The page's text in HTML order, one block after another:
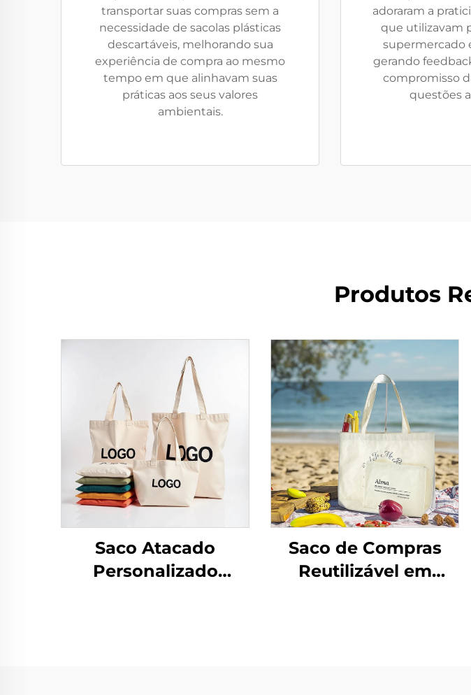
transportar suas compras sem a
necessidade de sacolas plásticas
descartáveis, melhorando sua
experiência de compra ao mesmo
tempo em que alinhavam suas
práticas aos seus valores
ambientais.
adoraram a
que utilizavam
supermercado
gerando
compromisso
questões
Produtos
Saco Atacado
Personalizado
Saco de Compras
Reutilizável em